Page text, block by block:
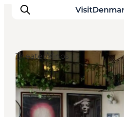
Inspiration
Regionen
Erlebnisse
Theater/Kinos